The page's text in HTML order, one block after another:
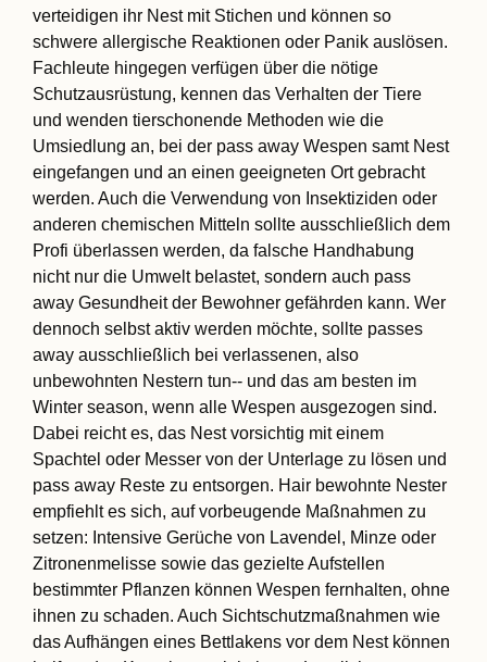
verteidigen ihr Nest mit Stichen und können so
schwere allergische Reaktionen oder Panik auslösen.
Fachleute hingegen verfügen über die nötige
Schutzausrüstung, kennen das Verhalten der Tiere
und wenden tierschonende Methoden wie die
Umsiedlung an, bei der pass away Wespen samt Nest
eingefangen und an einen geeigneten Ort gebracht
werden. Auch die Verwendung von Insektiziden oder
anderen chemischen Mitteln sollte ausschließlich dem
Profi überlassen werden, da falsche Handhabung
nicht nur die Umwelt belastet, sondern auch pass
away Gesundheit der Bewohner gefährden kann. Wer
dennoch selbst aktiv werden möchte, sollte passes
away ausschließlich bei verlassenen, also
unbewohnten Nestern tun-- und das am besten im
Winter season, wenn alle Wespen ausgezogen sind.
Dabei reicht es, das Nest vorsichtig mit einem
Spachtel oder Messer von der Unterlage zu lösen und
pass away Reste zu entsorgen. Hair bewohnte Nester
empfiehlt es sich, auf vorbeugende Maßnahmen zu
setzen: Intensive Gerüche von Lavendel, Minze oder
Zitronenmelisse sowie das gezielte Aufstellen
bestimmter Pflanzen können Wespen fernhalten, ohne
ihnen zu schaden. Auch Sichtschutzmaßnahmen wie
das Aufhängen eines Bettlakens vor dem Nest können